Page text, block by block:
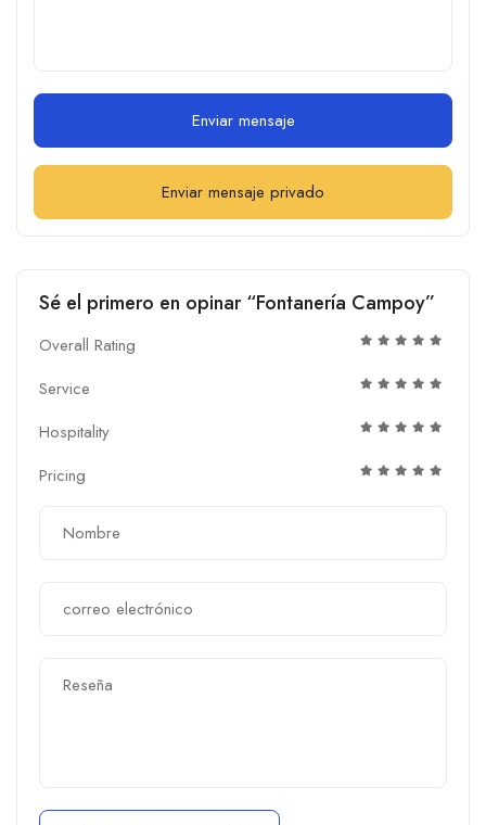
Enviar mensaje
Enviar mensaje privado
Sé el primero en opinar “Fontanería Campoy”
Overall Rating
Service
Hospitality
Pricing